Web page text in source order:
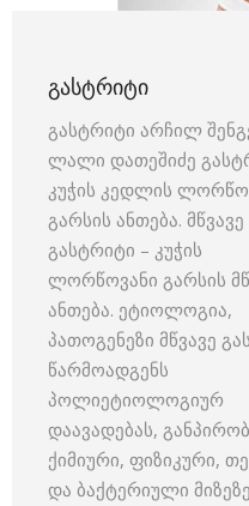
ᲒᲐᲡᲢᲠᲘᲢᲘ
გასტრიტი არჩილ
ლალი დათეშიძე
კუჭის კედლის
გარსის ანთება. მწვავე
გასტრიტი – კუჭის
ლორწოვანი გარსის
ანთება. ეტიოლოგია,
პათოგენეზი მწვავე
წარმოადგენს
პოლიეტიოლოგიურ
დაავადებას,
ქიმიური, ფიზიკური,
და ბაქტერიული